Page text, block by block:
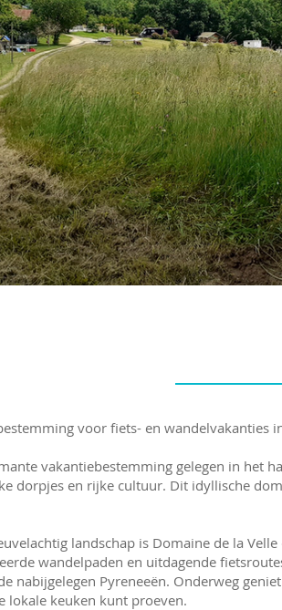
voor fiets- en wandelvakanties
vakantiebestemming gelegen in het
dorpjes en rijke cultuur. Dit idyllische
landschap is Domaine de la
wandelpaden en uitdagende
nabijgelegen Pyreneeën. Onderweg
lokale keuken kunt proeven.